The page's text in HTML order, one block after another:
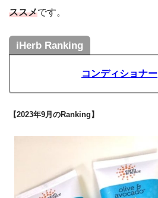
ススメです。
iHerb Ranking
コンディショナー
【2023年9月のRanking】